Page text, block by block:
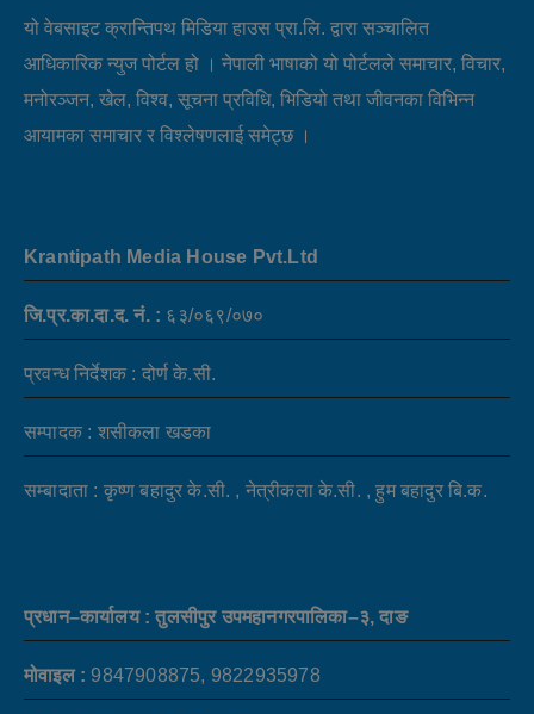
यो वेबसाइट क्रान्तिपथ मिडिया हाउस प्रा.लि. द्वारा सञ्चालित
आधिकारिक न्युज पोर्टल हो । नेपाली भाषाको यो पोर्टलले समाचार, विचार,
मनोरञ्जन, खेल, विश्व, सूचना प्रविधि, भिडियो तथा जीवनका विभिन्न
आयामका समाचार र विश्लेषणलाई समेट्छ ।
Krantipath Media House Pvt.Ltd
जि.प्र.का.दा.द. नं. : ६३/०६९/०७०
प्रवन्ध निर्देशक : दोर्ण के.सी.
सम्पादक : शसीकला खडका
सम्बादाता : कृष्ण बहादुर के.सी. , नेत्रीकला के.सी. , हुम बहादुर बि.क.
प्रधान–कार्यालय : तुलसीपुर उपमहानगरपालिका–३, दाङ
मोवाइल : 9847908875, 9822935978